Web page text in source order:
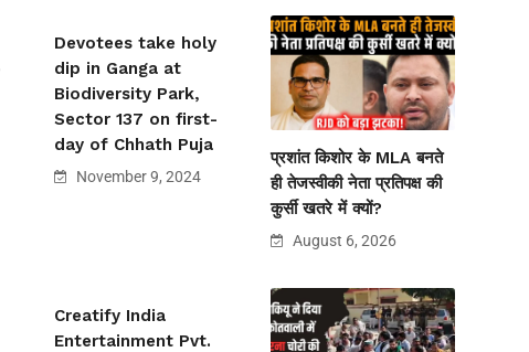
Devotees take holy
dip in Ganga at
Biodiversity Park,
Sector 137 on first-
day of Chhath Puja
November 9, 2024
प्रशांत किशोर के MLA बनते
ही तेजस्वीकी नेता प्रतिपक्ष की
कुर्सी खतरे में क्यों?
August 6, 2026
Creatify India
Entertainment Pvt.